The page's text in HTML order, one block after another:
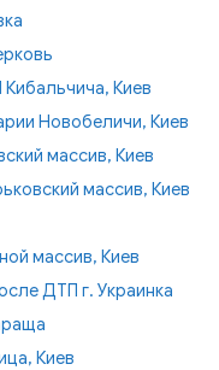
Киев
Новобеличи, Киев
массив, Киев
массив, Киев
массив, Киев
ДТП г. Украинка
Киев